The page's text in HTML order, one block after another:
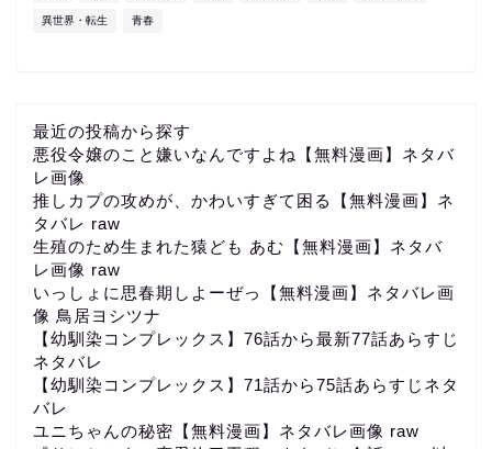
異世界・転生 青春
最近の投稿から探す
悪役令嬢のこと嫌いなんですよね【無料漫画】ネタバ
レ画像
推しカプの攻めが、かわいすぎて困る【無料漫画】ネ
タバレ raw
生殖のため生まれた猿ども あむ【無料漫画】ネタバ
レ画像 raw
いっしょに思春期しよーぜっ【無料漫画】ネタバレ画
像 鳥居ヨシツナ
【幼馴染コンプレックス】76話から最新77話あらすじ
ネタバレ
【幼馴染コンプレックス】71話から75話あらすじネタ
バレ
ユニちゃんの秘密【無料漫画】ネタバレ画像 raw